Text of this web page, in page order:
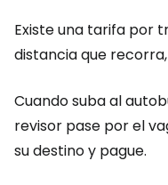
Existe una tarifa por
distancia que
Cuando suba al
revisor pase por el
su destino y pague.